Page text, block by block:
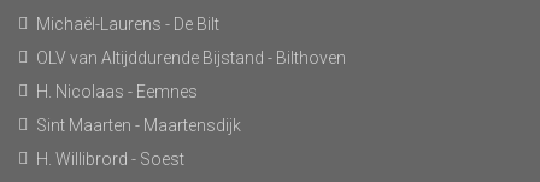
Michaël-Laurens - De Bilt
OLV van Altijddurende Bijstand - Bilthoven
H. Nicolaas - Eemnes
Sint Maarten - Maartensdijk
H. Willibrord - Soest